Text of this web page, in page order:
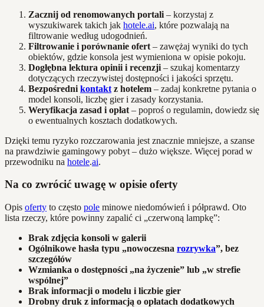
Zacznij od renomowanych portali – korzystaj z
wyszukiwarek takich jak hotele.ai, które pozwalają na
filtrowanie według udogodnień.
Filtrowanie i porównanie ofert – zawężaj wyniki do tych
obiektów, gdzie konsola jest wymieniona w opisie pokoju.
Dogłębna lektura opinii i recenzji – szukaj komentarzy
dotyczących rzeczywistej dostępności i jakości sprzętu.
Bezpośredni kontakt z hotelem – zadaj konkretne pytania o
model konsoli, liczbę gier i zasady korzystania.
Weryfikacja zasad i opłat – poproś o regulamin, dowiedz się
o ewentualnych kosztach dodatkowych.
Dzięki temu ryzyko rozczarowania jest znacznie mniejsze, a szanse
na prawdziwie gamingowy pobyt – dużo większe. Więcej porad w
przewodniku na hotele.ai.
Na co zwrócić uwagę w opisie oferty
Opis oferty to często pole minowe niedomówień i półprawd. Oto
lista rzeczy, które powinny zapalić ci „czerwoną lampkę”:
Brak zdjęcia konsoli w galerii
Ogólnikowe hasła typu „nowoczesna rozrywka”, bez
szczegółów
Wzmianka o dostępności „na życzenie” lub „w strefie
wspólnej”
Brak informacji o modelu i liczbie gier
Drobny druk z informacją o opłatach dodatkowych